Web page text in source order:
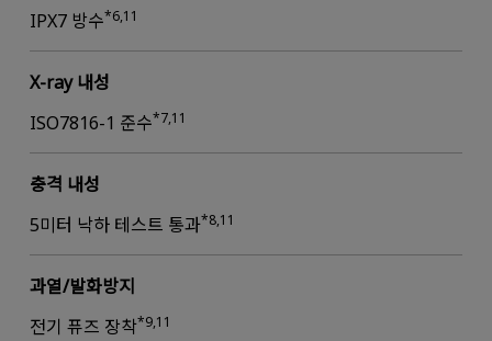
IPX7 방수*6,11
X-ray 내성
ISO7816-1 준수*7,11
충격 내성
5미터 낙하 테스트 통과*8,11
과열/발화방지
전기 퓨즈 장착*9,11